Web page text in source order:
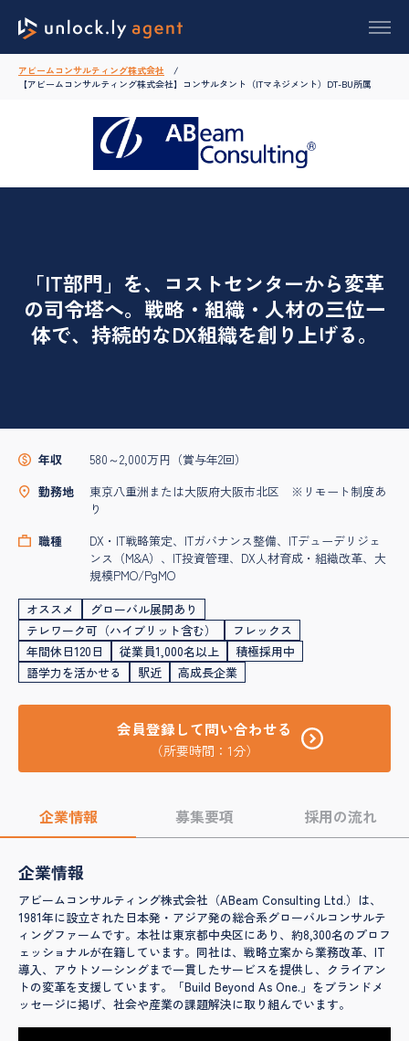
アビームコンサルティング株式会社
【アビームコンサルティング株式会社】コンサルタント（ITマネジメント）DT-BU所属
「IT部門」を、コストセンターから変革
の司令塔へ。戦略・組織・人材の三位一
体で、持続的なDX組織を創り上げる。
年収
580～2,000万円（賞与年2回）
勤務地
東京八重洲または大阪府大阪市北区 ※リモート制度あ
り
職種
DX・IT戦略策定、ITガバナンス整備、ITデューデリジェ
ンス（M&A）、IT投資管理、DX人材育成・組織改革、大
規模PMO/PgMO
オススメ
グローバル展開あり
テレワーク可（ハイブリット含む）
フレックス
年間休日120日
従業員1,000名以上
積極採用中
語学力を活かせる
駅近 高成長企業
会員登録して問い合わせる
（所要時間：1分）
企業情報 募集要項 採用の流れ
企業情報
アビームコンサルティング株式会社（ABeam Consulting Ltd.）は、
1981年に設立された日本発・アジア発の総合系グローバルコンサルテ
ィングファームです。本社は東京都中央区にあり、約8,300名のプロフ
ェッショナルが在籍しています。同社は、戦略立案から業務改革、IT
導入、アウトソーシングまで一貫したサービスを提供し、クライアン
トの変革を支援しています。「Build Beyond As One.」をブランドメ
ッセージに掲げ、社会や産業の課題解決に取り組んでいます。